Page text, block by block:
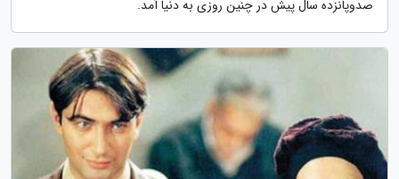
صدوپانزده سال پیش در چنین روزی به دنیا آمد.